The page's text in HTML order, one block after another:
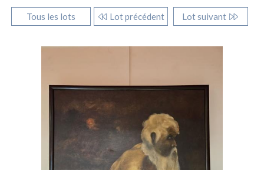
Tous les lots Lot précédent Lot suivant